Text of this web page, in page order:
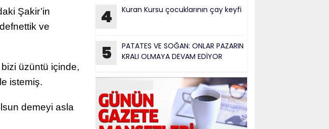
Şakir’in
ve
üzüntü içinde,
istemiş.
demeyi asla
4 Kuran Kursu çocuklarının çay keyfi
5
PATATES VE SOĞAN: ONLAR PAZARIN
KRALI OLMAYA DEVAM EDİYOR